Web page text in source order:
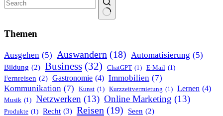
results
Themen
Ausgehen (5) Auswandern (18) Automatisierung (5)
Bildung (2) Business (32) ChatGPT (1) E-Mail (1)
Fernreisen (2) Gastronomie (4) Immobilien (7)
Kommunikation (7) Kunst (1) Kurzzeitvermietung (1) Lernen (4)
Musik (1) Netzwerken (13) Online Marketing (13)
Produkte (1) Recht (3) Reisen (19) Seen (2)